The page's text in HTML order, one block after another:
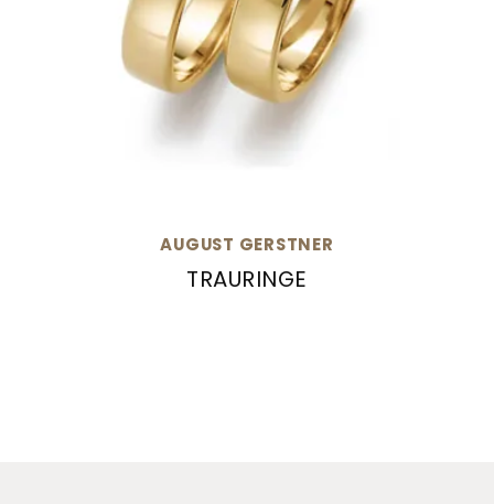
AUGUST GERSTNER
TRAURINGE